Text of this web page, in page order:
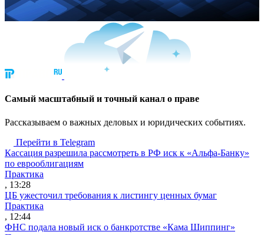
Cамый масштабный и точный канал о праве
Рассказываем о важных деловых и юридических событиях.
Перейти в Telegram
Кассация разрешила рассмотреть в РФ иск к «Альфа-Банку»
по еврооблигациям
Практика
, 13:28
ЦБ ужесточил требования к листингу ценных бумаг
Практика
, 12:44
ФНС подала новый иск о банкротстве «Кама Шиппинг»